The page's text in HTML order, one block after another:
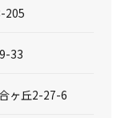
205
33
ヶ丘2-27-6